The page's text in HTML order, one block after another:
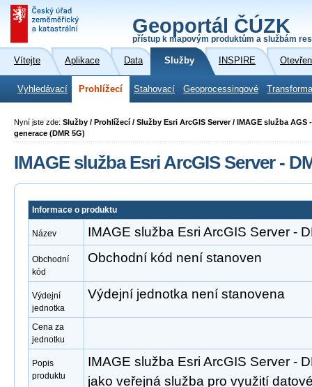
Geoportál ČÚZK
přístup k mapovým produktům a službám
Vítejte Aplikace Data Služby INSPIRE
Vyhledávací Prohlížecí Stahovací Geoprocessingové
Nyní jste zde: Služby / Prohlížecí / Služby Esri ArcGIS Server / IMAGE služba
generace (DMR 5G)
IMAGE služba Esri ArcGIS Server -
Informace o produktu
Název IMAGE služba Esri ArcGIS Server -
Obchodní
kód
Obchodní kód není stanoven
Výdejní
jednotka
Výdejní jednotka není stanovena
Cena za
jednotku
Popis
produktu
IMAGE služba Esri ArcGIS Server -
jako veřejná služba pro využití